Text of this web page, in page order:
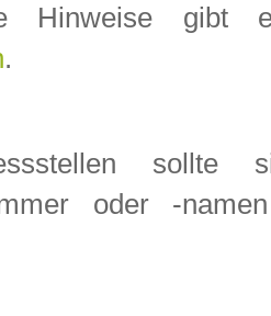
Hinweise
.
sollte
oder -